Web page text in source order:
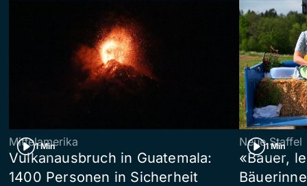
1 Min
Mittelamerika
Vulkanausbruch in Guatemala:
1400 Personen in Sicherheit
1 Min
Neue Staffel
«Bauer,